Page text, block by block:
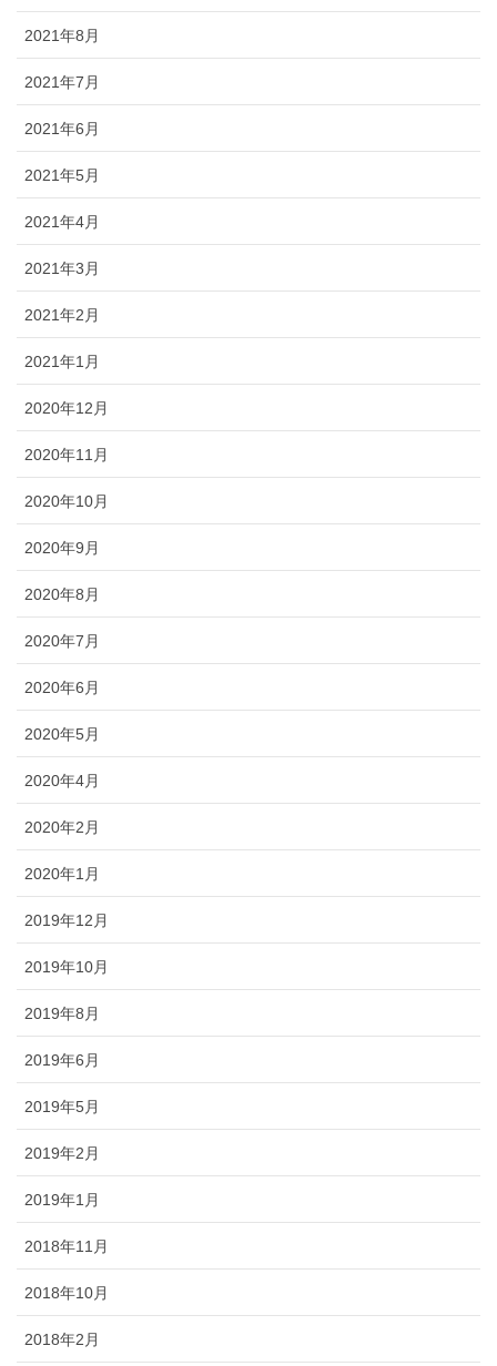
2021年8月
2021年7月
2021年6月
2021年5月
2021年4月
2021年3月
2021年2月
2021年1月
2020年12月
2020年11月
2020年10月
2020年9月
2020年8月
2020年7月
2020年6月
2020年5月
2020年4月
2020年2月
2020年1月
2019年12月
2019年10月
2019年8月
2019年6月
2019年5月
2019年2月
2019年1月
2018年11月
2018年10月
2018年2月